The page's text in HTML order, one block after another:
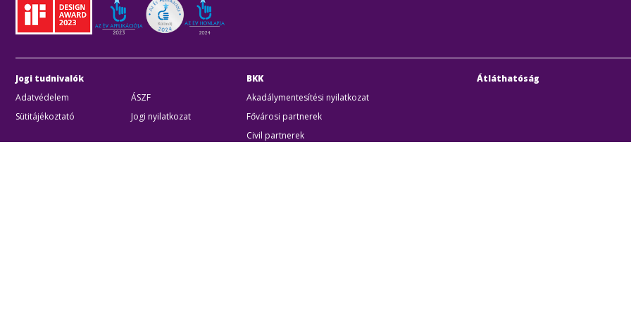
Jogi tudnivalók
Adatvédelem
ÁSZF
Sütitájékoztató
Jogi nyilatkozat
BKK
Akadálymentesítési nyilatkozat
Fővárosi partnerek
Civil partnerek
Átláthatóság